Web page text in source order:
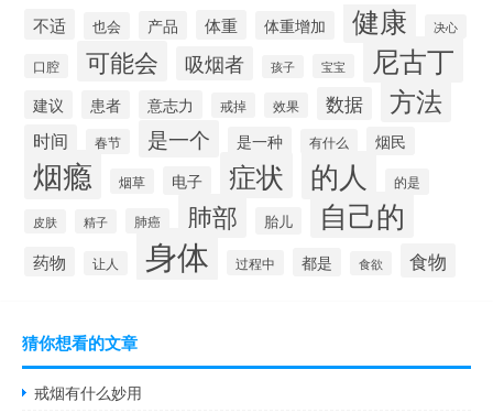
不适 也会 产品 体重 体重增加 健康 决心
口腔 可能会 吸烟者 孩子 宝宝 尼古丁
建议 患者 意志力 戒掉 效果 数据 方法
时间 春节 是一个 是一种 有什么 烟民
烟瘾 烟草 电子 症状 的人 的是
皮肤 精子 肺癌 肺部 胎儿 自己的
药物 让人 身体 过程中 都是 食欲 食物
猜你想看的文章
戒烟有什么妙用